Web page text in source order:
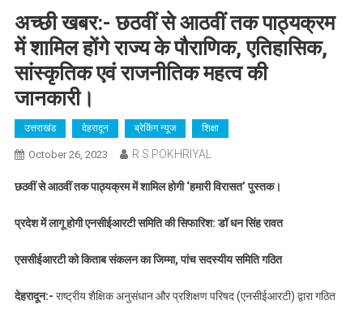
अच्छी खबर:- छठवीं से आठवीं तक पाठ्यक्रम
में शामिल होंगे राज्य के पौराणिक, एतिहासिक,
सांस्कृतिक एवं राजनीतिक महत्व की
जानकारी।
उत्तराखंड देहरादून ब्रेकिंग न्यूज शिक्षा
October 26, 2023 R.S.POKHRIYAL
छठवीं से आठवीं तक पाठ्यक्रम में शामिल होगी ‘हमारी विरासत’ पुस्तक।
प्रदेश में लागू होगी एनसीईआरटी समिति की सिफारिश: डॉ धन सिंह रावत
एससीईआरटी को किताब संकलन का जिम्मा, पांच सदस्यीय समिति गठित
देहरादून:- राष्ट्रीय शैक्षिक अनुसंधान और प्रशिक्षण परिषद (एनसीईआरटी) द्वारा गठित